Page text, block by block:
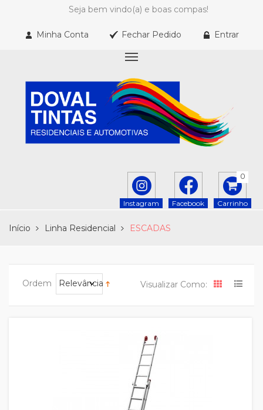
Seja bem vindo(a) e boas compas!
Minha Conta Fechar Pedido Entrar
Carrinho
0
Facebook
Instagram
Início Linha Residencial ESCADAS
Ordem Relevância Visualizar Como: